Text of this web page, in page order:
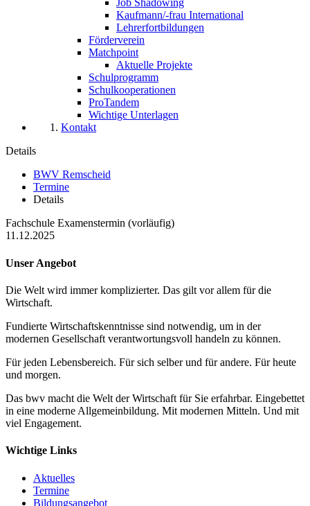
Job Shadowing
Kaufmann/-frau International
Lehrerfortbildungen
Förderverein
Matchpoint
Aktuelle Projekte
Schulprogramm
Schulkooperationen
ProTandem
Wichtige Unterlagen
Kontakt
Details
BWV Remscheid
Termine
Details
Fachschule Examenstermin (vorläufig)
11.12.2025
Unser Angebot
Die Welt wird immer komplizierter. Das gilt vor allem für die
Wirtschaft.
Fundierte Wirtschaftskenntnisse sind notwendig, um in der
modernen Gesellschaft verantwortungsvoll handeln zu können.
Für jeden Lebensbereich. Für sich selber und für andere. Für heute
und morgen.
Das bwv macht die Welt der Wirtschaft für Sie erfahrbar. Eingebettet
in eine moderne Allgemeinbildung. Mit modernen Mitteln. Und mit
viel Engagement.
Wichtige Links
Aktuelles
Termine
Bildungsangebot